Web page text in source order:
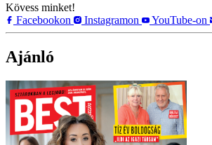
Kövess minket!
Facebookon
Instagramon YouTube-on
Ajánló